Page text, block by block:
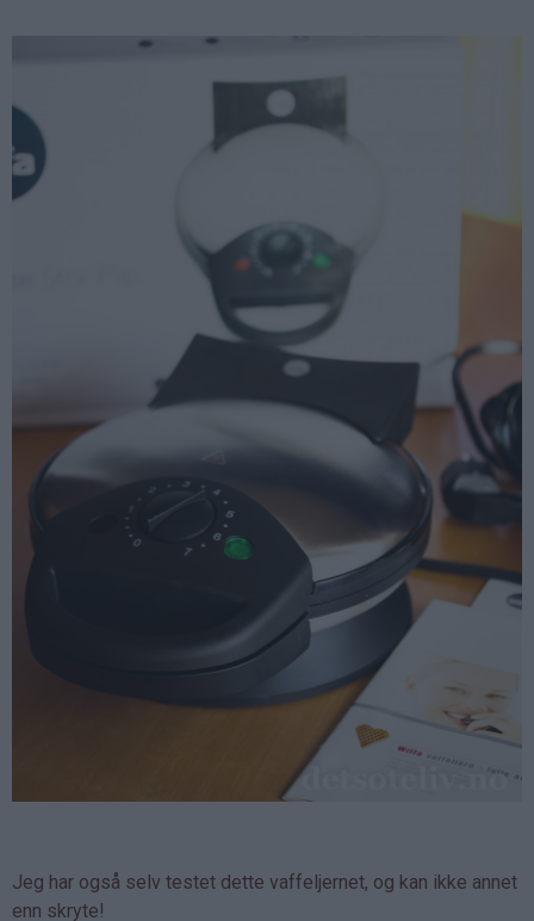
Jeg har også selv testet dette vaffeljernet, og kan ikke annet
enn skryte!